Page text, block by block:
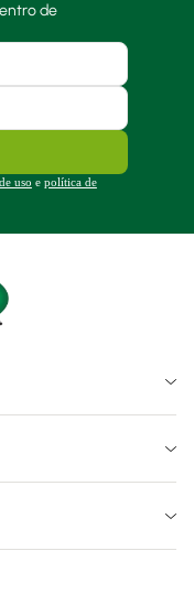
de
uso e política de